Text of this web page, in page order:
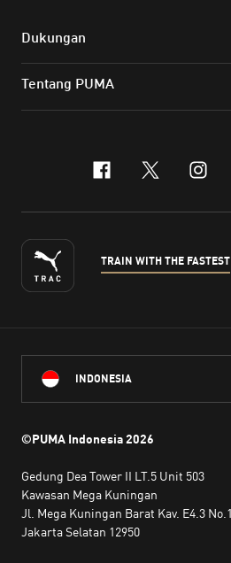
Dukungan
Tentang PUMA
facebook
x-
TRAIN WITH THE FASTEST
INDONESIA
©PUMA Indonesia2026
Gedung Dea Tower II LT.5 Unit 503
Kawasan Mega Kuningan
Jl. Mega Kuningan Barat Kav. E4.3
Jakarta Selatan 12950